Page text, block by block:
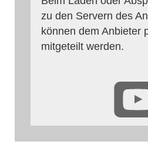
zu den Servern des
können dem Anbieter
mitgeteilt werden.